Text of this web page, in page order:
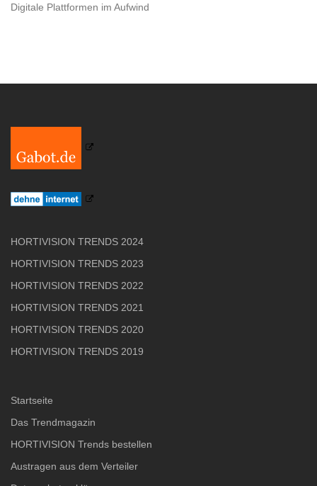
Digitale Plattformen im Aufwind
HORTIVISION TRENDS 2024
HORTIVISION TRENDS 2023
HORTIVISION TRENDS 2022
HORTIVISION TRENDS 2021
HORTIVISION TRENDS 2020
HORTIVISION TRENDS 2019
Startseite
Das Trendmagazin
HORTIVISION Trends bestellen
Austragen aus dem Verteiler